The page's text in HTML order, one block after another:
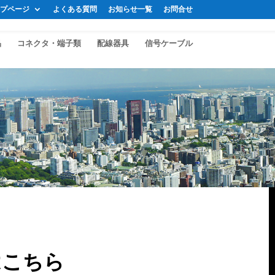
ページ よくある質問 お知らせ一覧 お問合せ
コネクタ・端子類 配線器具 信号ケーブル
ちら